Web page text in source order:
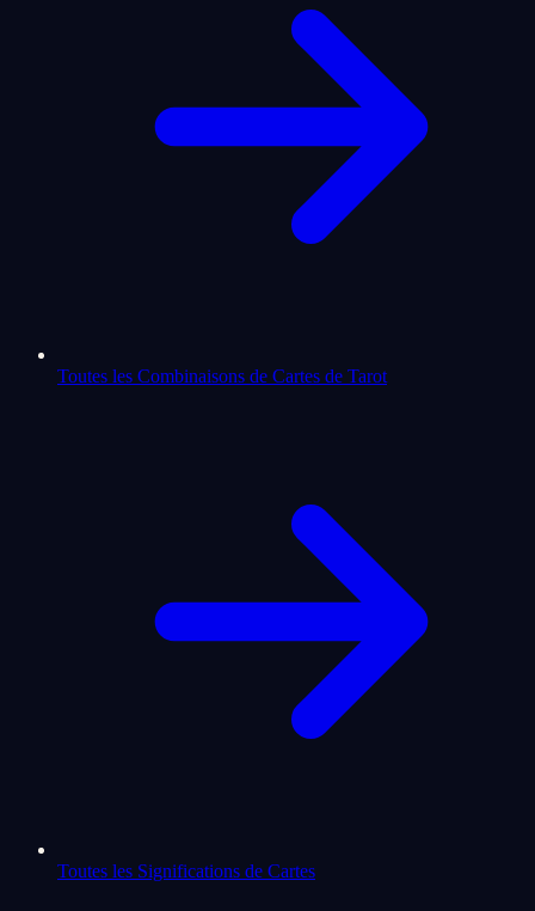
Toutes les Combinaisons de Cartes de Tarot
Toutes les Significations de Cartes